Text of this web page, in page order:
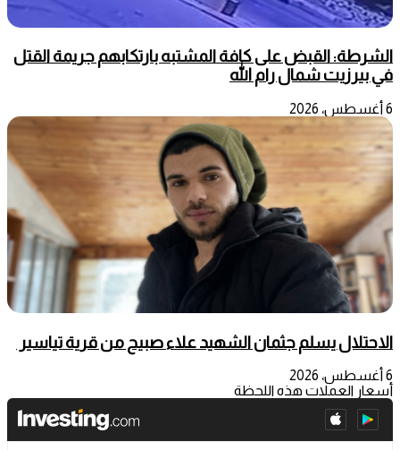
الشرطة: القبض على كافة المشتبه بارتكابهم جريمة القتل
في بيرزيت شمال رام الله
6 أغسطس، 2026
الاحتلال يسلم جثمان الشهيد علاء صبيح من قرية تياسير
6 أغسطس، 2026
أسعار العملات هذه اللحظة